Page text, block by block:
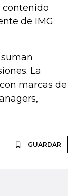
contenido
de IMG
La
marcas de
GUARDAR